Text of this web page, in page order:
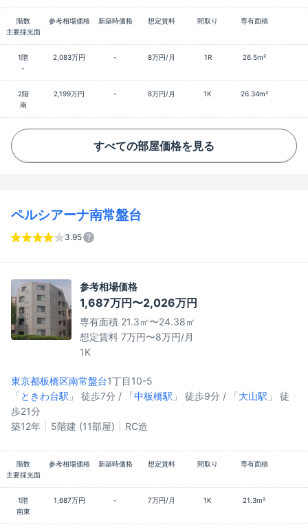
階数 参考相場価格 新築時価格 想定賃料 間取り
専有面積
主要採光面
1階 2,083万円 - 8万円/月 1R
26.5m²
-
2階 2,199万円 - 8万円/月 1K
26.34m²
南
すべての部屋価格を見る
ペルシアーナ南常盤台
3.95
参考相場価格
1,687万円〜2,026万円
専有面積 21.3㎡〜24.38㎡
想定賃料 7万円〜8万円/月
1K
東京都板橋区南常盤台1丁目10-5
「ときわ台駅 」 徒歩7分 / 「中板橋駅 」 徒歩9分 / 「大山駅 」 徒
歩21分
築12年
5階建 (11部屋) RC造
階数 参考相場価格 新築時価格 想定賃料 間取り
専有面積
主要採光面
1階 1,687万円 - 7万円/月 1K
21.3m²
南東